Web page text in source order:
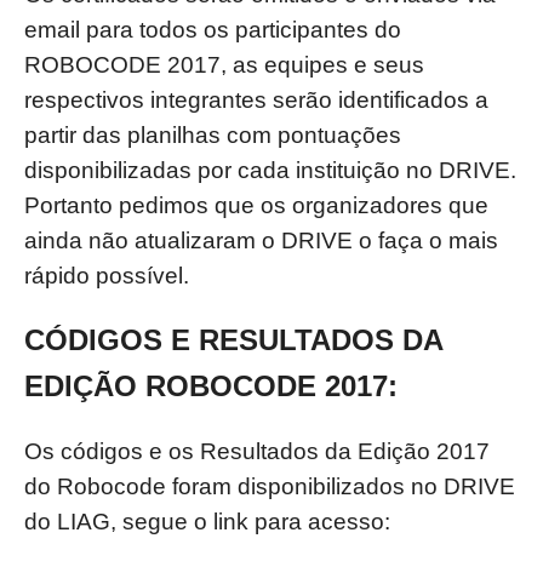
email para todos os participantes do
ROBOCODE 2017, as equipes e seus
respectivos integrantes serão identificados a
partir das planilhas com pontuações
disponibilizadas por cada instituição no DRIVE.
Portanto pedimos que os organizadores que
ainda não atualizaram o DRIVE o faça o mais
rápido possível.
CÓDIGOS E RESULTADOS DA
EDIÇÃO ROBOCODE 2017:
Os códigos e os Resultados da Edição 2017
do Robocode foram disponibilizados no DRIVE
do LIAG, segue o link para acesso: